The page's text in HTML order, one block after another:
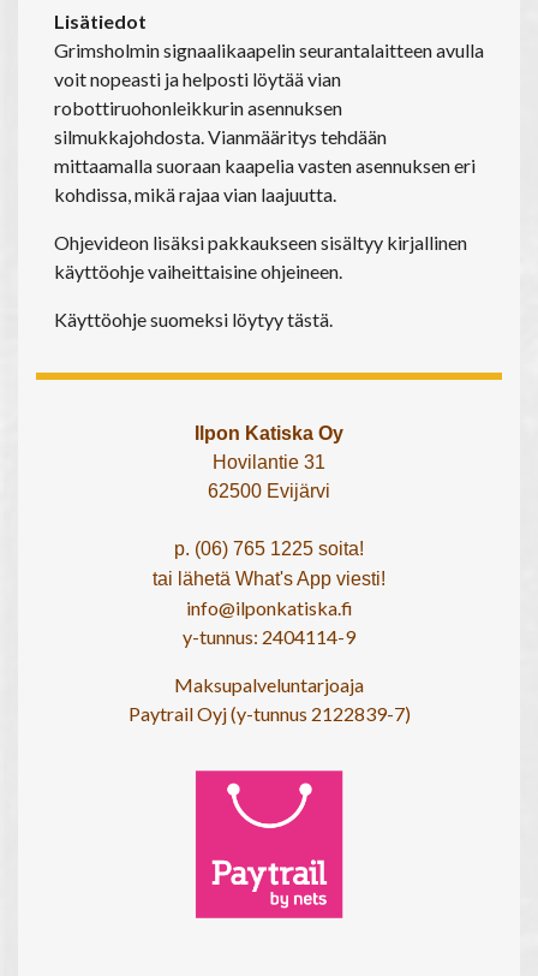
Lisätiedot
Grimsholmin signaalikaapelin seurantalaitteen avulla
voit nopeasti ja helposti löytää vian
robottiruohonleikkurin asennuksen
silmukkajohdosta. Vianmääritys tehdään
mittaamalla suoraan kaapelia vasten asennuksen eri
kohdissa, mikä rajaa vian laajuutta.
Ohjevideon lisäksi pakkaukseen sisältyy kirjallinen
käyttöohje vaiheittaisine ohjeineen.
Käyttöohje suomeksi löytyy tästä.
Ilpon Katiska Oy
Hovilantie 31
62500 Evijärvi
p. (06) 765 1225 soita!
tai lähetä What's App viesti!
info@ilponkatiska.fi
y-tunnus: 2404114-9
Maksupalveluntarjoaja
Paytrail Oyj (y-tunnus 2122839-7)